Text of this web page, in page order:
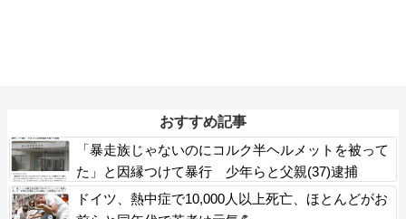
おすすめ記事
「暴走族じゃないのにコルク半ヘルメットを被って
た」と因縁つけて暴行 少年らと父親(37)逮捕
ドイツ、熱中症で10,000人以上死亡、ほとんどがお